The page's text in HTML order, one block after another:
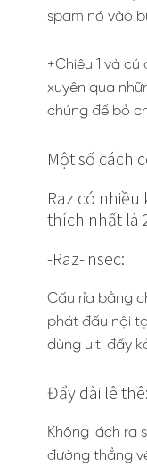
spam nó vào
+Chiêu 1 và
xuyên qua
chúng để bỏ
Một số cách
Raz có
thích nhất là
-Raz-insec:
Cấu rỉa bằng
phát đấu nội
dùng ulti đẩy
Đẩy dài lê thê:
Không lách ra
đường thẳng